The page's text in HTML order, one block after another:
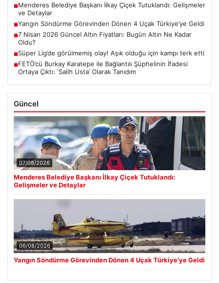
■Menderes Belediye Başkanı İlkay Çiçek Tutuklandı: Gelişmeler
ve Detaylar
■Yangın Söndürme Görevinden Dönen 4 Uçak Türkiye’ye Geldi
■7 Nisan 2026 Güncel Altın Fiyatları: Bugün Altın Ne Kadar
Oldu?
■Süper Lig’de görülmemiş olay! Aşık olduğu için kampı terk etti
■FETÖ’cü Burkay Karatepe ile Bağlantılı Şüphelinin İfadesi
Ortaya Çıktı: ‘Salih Usta’ Olarak Tanıdım
Güncel
07/08/2026
Menderes Belediye Başkanı İlkay Çiçek Tutuklandı:
Gelişmeler ve Detaylar
06/08/2026
Yangın Söndürme Görevinden Dönen 4 Uçak Türkiye’ye Geldi